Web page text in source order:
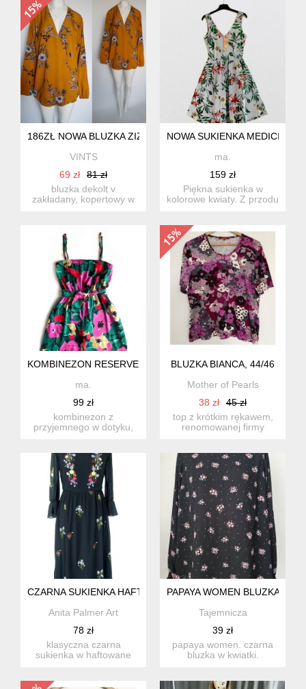
186ZŁ NOWA BLUZKA ZIZZI MUSZTARDOWA WE WZORY
VINTS
69 zł
81 zł
bluzka dekolt v
zakładany, kopertowy w
NOWA SUKIENKA MEDICINE
ma.
159 zł
Piękna sukienka w
kolorowe kwiaty. Z przodu
KOMBINEZON RESERVED W DUŻE KWIATY XS
ma.
99 zł
kombinezon z
przyjemnego w dotyku,
BLUZKA BIANCA, 44/46
Mother of Pearls
38 zł
45 zł
top z krótkim rękawem,
renomowanej firmy
CZARNA SUKIENKA HAFTOWANA FOLK RETRO VERO MODA
Anita Palmer Art
78 zł
klasyczna czarna
sukienka w haftowane
PAPAYA WOMEN BLUZKA 14
Tajemnicza
39 zł
papaya women. czarna
bluzka w kwiatki.